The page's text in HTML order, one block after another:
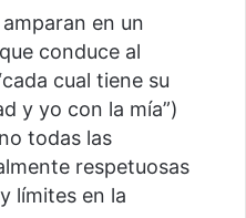
en un
conduce al
cual tiene su
y yo con la mía”)
todas las
respetuosas
límites en la